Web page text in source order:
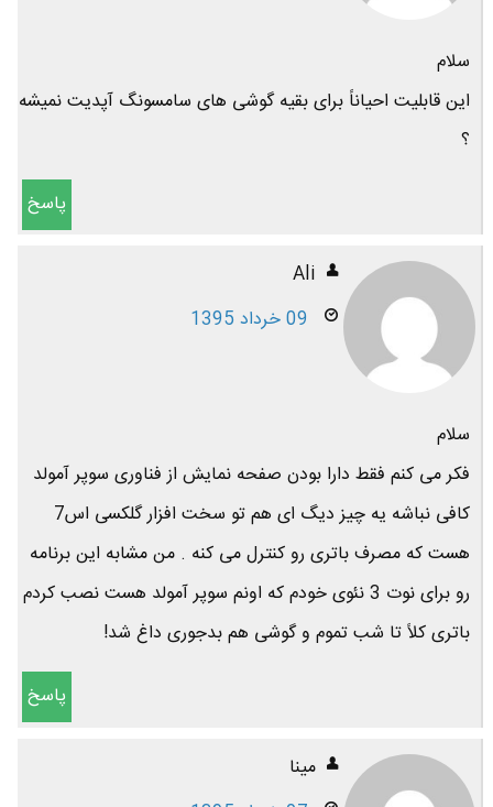
سلام
این قابلیت احیاناً برای بقیه گوشی های سامسونگ آپدیت نمیشه
؟
پاسخ
Ali
09 خرداد 1395
سلام
فکر می کنم فقط دارا بودن صفحه نمایش از فناوری سوپر آمولد
کافی نباشه یه چیز دیگ ای هم تو سخت افزار گلکسی اس7
هست که مصرف باتری رو کنترل می کنه . من مشابه این برنامه
رو برای نوت 3 نئوی خودم که اونم سوپر آمولد هست نصب کردم
باتری کلاً تا شب تموم و گوشی هم بدجوری داغ شد!
پاسخ
مینا